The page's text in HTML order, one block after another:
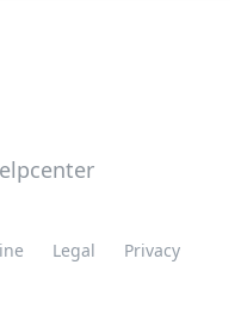
Legal
Privacy